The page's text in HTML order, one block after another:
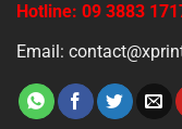
Hotline: 09 3883
Email: